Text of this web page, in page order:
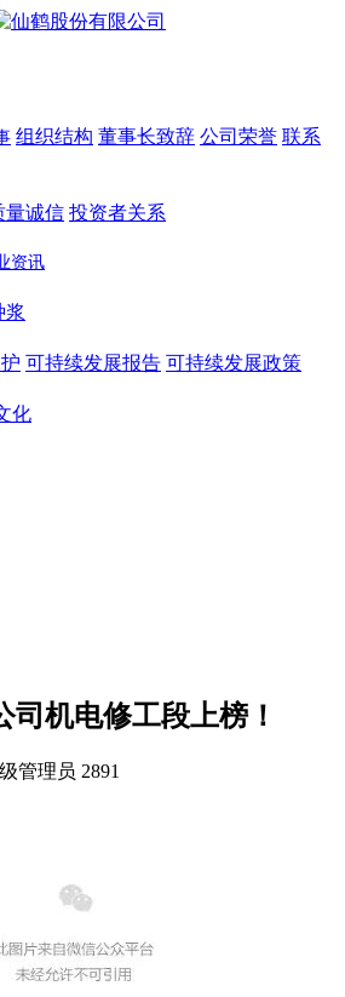
组织结构 董事长致辞 公司荣誉 联系
量诚信 投资者关系
资讯
浆
可持续发展报告 可持续发展政策
化
司机电修工段上榜！
管理员 2891